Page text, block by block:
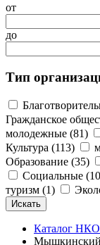
от
до
Тип
Гражданское
молодежные (81)
Культура (113)
Образование (35)
Социальные
туризм (1)
Каталог НКО
Мышкинский